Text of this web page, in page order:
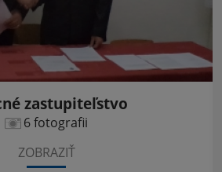
zastupiteľstvo
6 fotografii
ZOBRAZIŤ